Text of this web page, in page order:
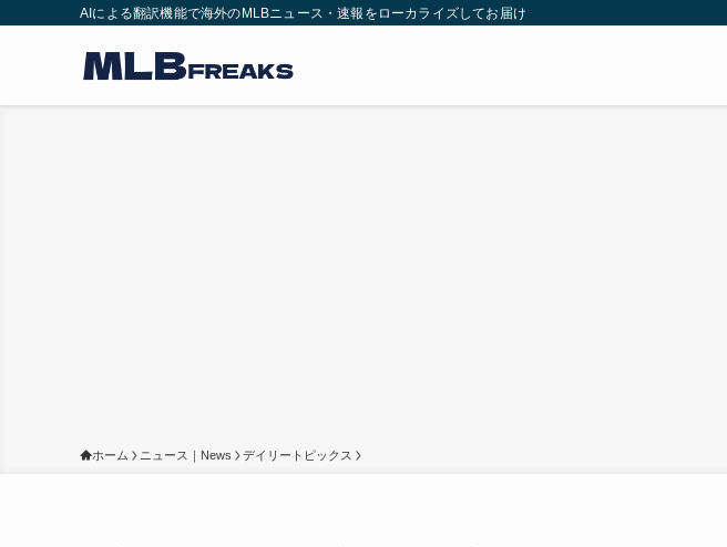
AIによる翻訳機能で海外のMLBニュース・速報をローカライズしてお届け
ホーム ニュース｜News デイリートピックス